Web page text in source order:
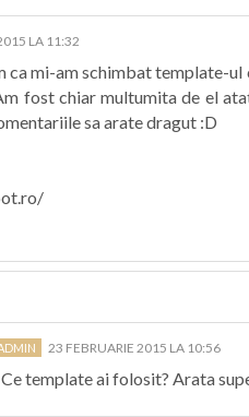
LA 11:32
ca mi-am schimbat template-ul
fost chiar multumita de el
sa arate dragut :D
23 FEBRUARIE 2015 LA 10:56
template ai folosit? Arata